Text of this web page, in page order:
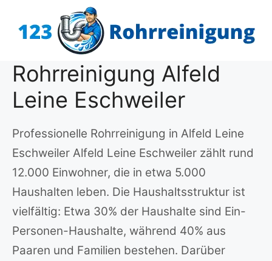
Inhalt
Rohrreinigung Alfeld
Leine Eschweiler
Professionelle Rohrreinigung in Alfeld Leine
Eschweiler Alfeld Leine Eschweiler zählt rund
12.000 Einwohner, die in etwa 5.000
Haushalten leben. Die Haushaltsstruktur ist
vielfältig: Etwa 30% der Haushalte sind Ein-
Personen-Haushalte, während 40% aus
Paaren und Familien bestehen. Darüber